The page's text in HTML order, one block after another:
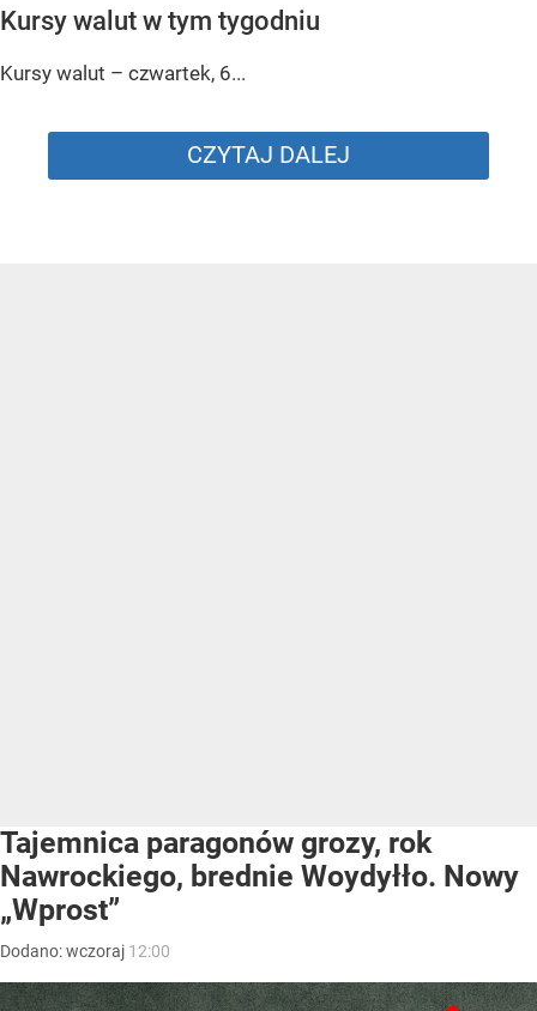
Kursy walut w tym tygodniu
Kursy walut – czwartek, 6...
CZYTAJ DALEJ
Tajemnica paragonów grozy, rok
Nawrockiego, brednie Woydyłło. Nowy
„Wprost”
Dodano:wczoraj 12:00